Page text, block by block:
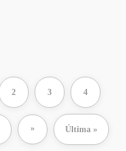
2 3 4
» Última »